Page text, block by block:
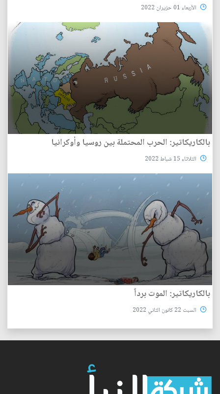
الأربعاء 01 حزيران 2022
بالكاريكاتير: الحرب المحتملة بين روسيا وأوكرانيا
الثلاثاء 15 شباط 2022
بالكاريكاتير: الموت برداً
السبت 22 كانون الثاني 2022